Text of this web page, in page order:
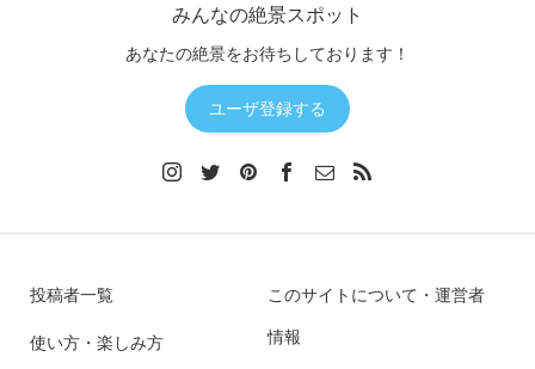
みんなの絶景スポット
あなたの絶景をお待ちしております！
ユーザ登録する
投稿者一覧
使い方・楽しみ方
このサイトについて・運営者
情報